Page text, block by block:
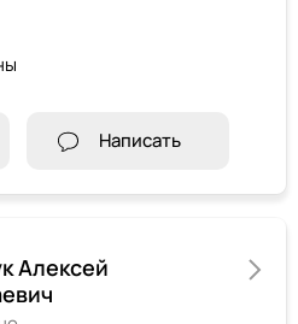
Написать
Алексей